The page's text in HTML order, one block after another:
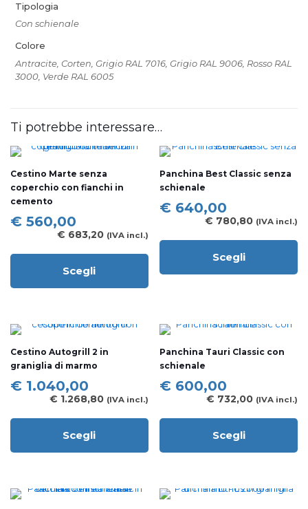
Tipologia
Con schienale
Colore
Antracite, Corten, Grigio RAL 7016, Grigio RAL 9006, Rosso RAL
3000, Verde RAL 6005
Ti potrebbe interessare…
Cestino Marte senza
coperchio con fianchi in
cemento
€ 560,00
€ 683,20 (IVA incl.)
Scegli
prodotto
varianti.
opzioni
possono
essere
scelte
pagina
Panchina Best Classic senza
schienale
€ 640,00
€ 780,80 (IVA incl.)
Scegli
prodotto
Le
possono
essere
scelte
nella
del
Cestino Autogrill 2 in
graniglia di marmo
€ 1.040,00
€ 1.268,80 (IVA incl.)
Scegli
prodotto
varianti.
Panchina Tauri Classic con
schienale
€ 600,00
€ 732,00 (IVA incl.)
Scegli
prodotto
varianti.